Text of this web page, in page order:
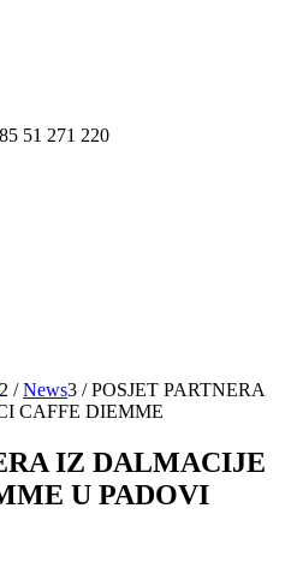
51 271 220
2 / News3 / POSJET PARTNERA
CAFFE DIEMME
IZ DALMACIJE
U PADOVI